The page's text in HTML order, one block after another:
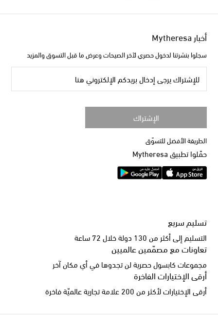
أخبار Mytheresa
سجلوا بنشرتنا لدخول حصري لآخر الصيحات وعرض ما قبل التسوق والمزيد
للإشتراك يرجى إدخال بريدكم الإلكتروني هنا
الإشتراك
الطريقة الأفضل للتسوّق
حمّلوا تطبيق Mytheresa
تسليم سريع
التسليم إلى أكثر من 130 دولة خلال 72 ساعة
تعاونات مع مصمّمين عالميين
مجموعات كابسول حصرية لن تجدوها في أي مكان آخر
أرقى الإختيارات الفاخرة
أرقى الإختيارات لأكثر من 200 علامة تجارية عالميّة فاخرة